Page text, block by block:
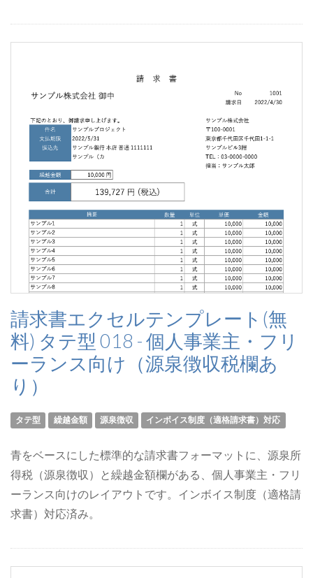
請求書エクセルテンプレート(無
料) タテ型 018 - 個人事業主・フリ
ーランス向け（源泉徴収税欄あ
り）
タテ型 繰越金額 源泉徴収 インボイス制度（適格請求書）対応
青をベースにした標準的な請求書フォーマットに、源泉所
得税（源泉徴収）と繰越金額欄がある、個人事業主・フリ
ーランス向けのレイアウトです。インボイス制度（適格請
求書）対応済み。